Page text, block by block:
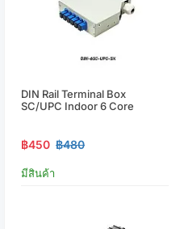
DIN Rail Terminal Box
SC/UPC Indoor 6 Core
฿450 ฿480
มีสินค้า